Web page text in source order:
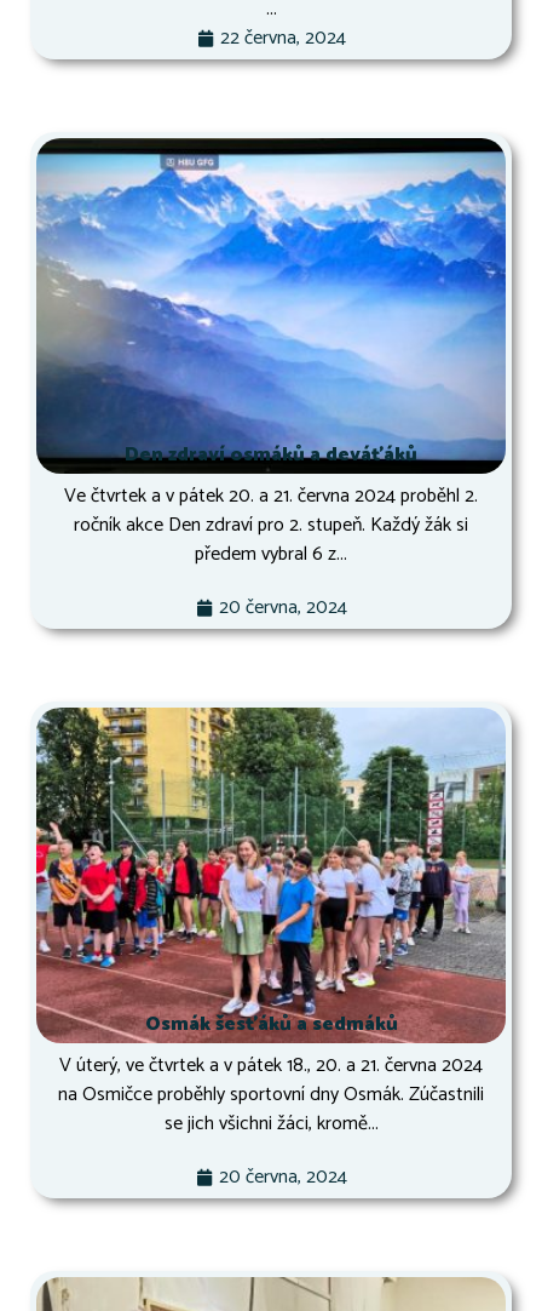
...
22 června, 2024
Den zdraví osmáků a deváťáků
Ve čtvrtek a v pátek 20. a 21. června 2024 proběhl 2.
ročník akce Den zdraví pro 2. stupeň. Každý žák si
předem vybral 6 z...
20 června, 2024
Osmák šesťáků a sedmáků
V úterý, ve čtvrtek a v pátek 18., 20. a 21. června 2024
na Osmičce proběhly sportovní dny Osmák. Zúčastnili
se jich všichni žáci, kromě...
20 června, 2024